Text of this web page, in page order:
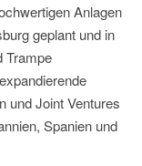
Anlagen
geplant und in
Trampe
und Joint Ventures
Spanien und